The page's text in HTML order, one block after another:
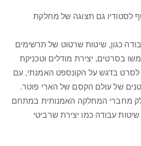
לסטודיו גם תצוגה של מחלקת
כגון, שיטות שרטוט של תרשימים
בסרטים, יצירת מודלים וטכניקת
לסרט בדגש על הקונספט האמנתי, עם
של עולם הקסם של הארי פוטר.
מחברי המחלקה האמנותית במתחם
עבודה כמו יצירת שרביטי